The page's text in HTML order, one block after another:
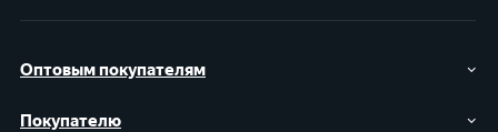
Оптовым покупателям
Покупателю